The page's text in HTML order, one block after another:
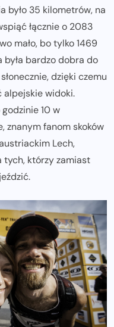
było 35 kilometrów, na
łącznie o 2083
mało, bo tylko 1469
była bardzo dobra do
dzięki czemu
alpejskie widoki.
10 w
znanym fanom skoków
Lech,
tych, którzy zamiast